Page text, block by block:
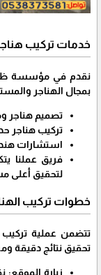
خدمات تركيب
نقدم في مؤسسة ظل
بمجال الهناجر
تصميم
تركيب هناجر
استشارات
فريق عملنا
لتحقيق أعلى
خطوات تركيب
تتضمن عملية
تحقيق نتائج دقيقة
زيارة الموقع: